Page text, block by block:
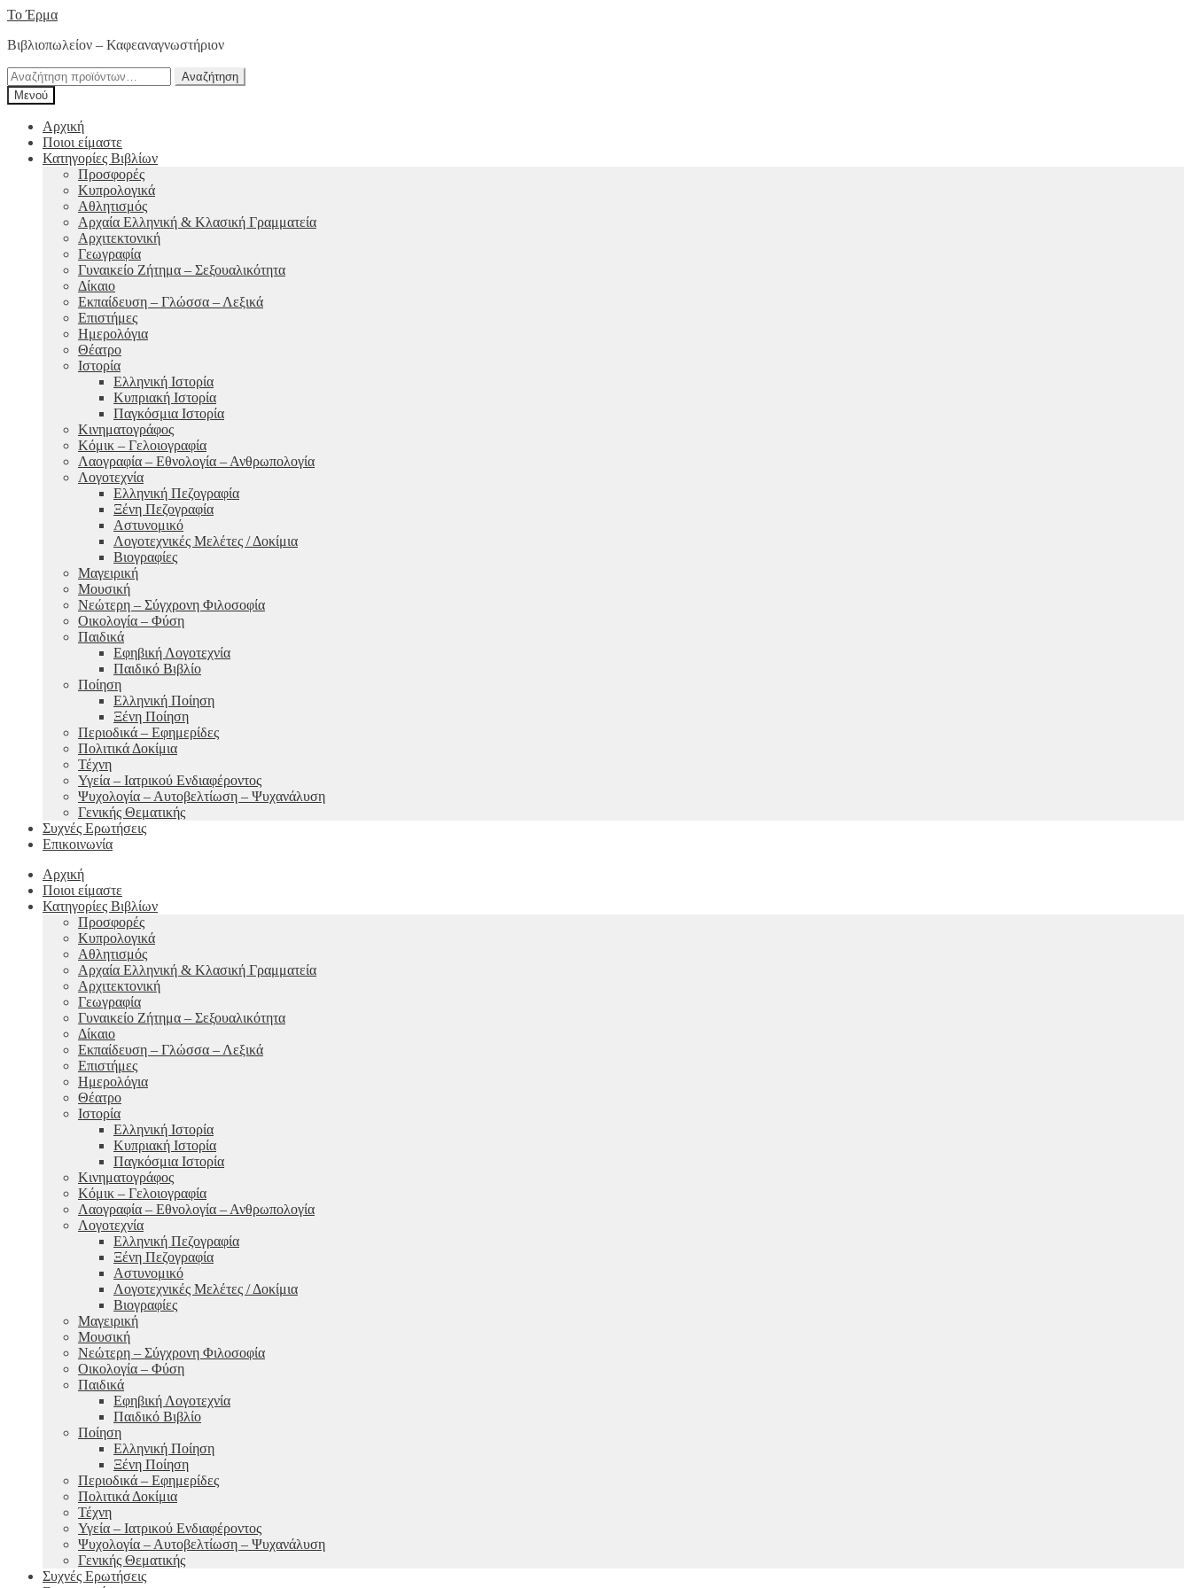
Απευθείας
στην
Μετάβαση
περιεχόμενο
Το Έρμα
Βιβλιοπωλείον – Καφεαναγνωστήριον
Αναζήτηση
για:
Αναζήτηση
Μενού
Αρχική
Ποιοι είμαστε
Κατηγορίες Βιβλίων
Προσφορές
Κυπρολογικά
Αθλητισμός
Αρχαία Ελληνική & Κλασική Γραμματεία
Αρχιτεκτονική
Γεωγραφία
Γυναικείο Ζήτημα – Σεξουαλικότητα
Δίκαιο
Εκπαίδευση – Γλώσσα – Λεξικά
Επιστήμες
Ημερολόγια
Θέατρο
Ιστορία
Ελληνική Ιστορία
Κυπριακή Ιστορία
Παγκόσμια Ιστορία
Κινηματογράφος
Κόμικ – Γελοιογραφία
Λαογραφία – Εθνολογία – Ανθρωπολογία
Λογοτεχνία
Ελληνική Πεζογραφία
Ξένη Πεζογραφία
Αστυνομικό
Λογοτεχνικές Μελέτες / Δοκίμια
Βιογραφίες
Μαγειρική
Μουσική
Νεώτερη – Σύγχρονη Φιλοσοφία
Οικολογία – Φύση
Παιδικά
Εφηβική Λογοτεχνία
Παιδικό Βιβλίο
Ποίηση
Ελληνική Ποίηση
Ξένη Ποίηση
Περιοδικά – Εφημερίδες
Πολιτικά Δοκίμια
Τέχνη
Υγεία – Ιατρικού Ενδιαφέροντος
Ψυχολογία – Αυτοβελτίωση – Ψυχανάλυση
Γενικής Θεματικής
Συχνές Ερωτήσεις
Επικοινωνία
Αρχική
Ποιοι είμαστε
Κατηγορίες Βιβλίων
Προσφορές
Κυπρολογικά
Αθλητισμός
Αρχαία Ελληνική & Κλασική Γραμματεία
Αρχιτεκτονική
Γεωγραφία
Γυναικείο Ζήτημα – Σεξουαλικότητα
Δίκαιο
Εκπαίδευση – Γλώσσα – Λεξικά
Επιστήμες
Ημερολόγια
Θέατρο
Ιστορία
Ελληνική Ιστορία
Κυπριακή Ιστορία
Παγκόσμια Ιστορία
Κινηματογράφος
Κόμικ – Γελοιογραφία
Λαογραφία – Εθνολογία – Ανθρωπολογία
Λογοτεχνία
Ελληνική Πεζογραφία
Ξένη Πεζογραφία
Αστυνομικό
Λογοτεχνικές Μελέτες / Δοκίμια
Βιογραφίες
Μαγειρική
Μουσική
Νεώτερη – Σύγχρονη Φιλοσοφία
Οικολογία – Φύση
Παιδικά
Εφηβική Λογοτεχνία
Παιδικό Βιβλίο
Ποίηση
Ελληνική Ποίηση
Ξένη Ποίηση
Περιοδικά – Εφημερίδες
Πολιτικά Δοκίμια
Τέχνη
Υγεία – Ιατρικού Ενδιαφέροντος
Ψυχολογία – Αυτοβελτίωση – Ψυχανάλυση
Γενικής Θεματικής
Συχνές Ερωτήσεις